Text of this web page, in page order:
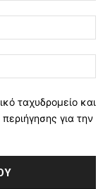
ταχυδρομείο και
για την